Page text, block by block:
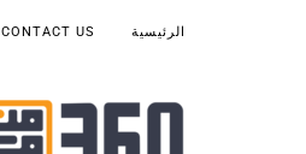
الرئيسية CONTACT US